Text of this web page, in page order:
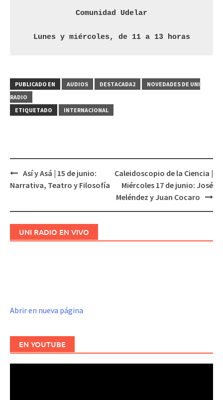
Comunidad Udelar
Lunes y miércoles, de 11 a 13 horas
PUBLICADO EN AUDIOS DESTACADA2
NOVEDADES DE UNI
RADIO
ETIQUETADO
INTERNACIONAL
Navegación
Así y Asá | 15 de junio:
Narrativa, Teatro y Filosofía
Caleidoscopio de la Ciencia |
Miércoles 17 de junio: José
Meléndez y Juan Cocaro
UNI RADIO EN VIVO
Abrir en nueva página
EN YOUTUBE